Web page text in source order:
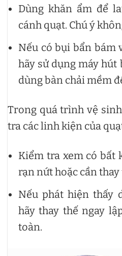
Dùng khăn ẩm để
cánh quạt. Chú ý
Nếu có bụi bẩn bám
hãy sử dụng máy hút
dùng bàn chải mềm
Trong quá trình vệ
tra các linh kiện của
Kiểm tra xem có bất
rạn nứt hoặc cần thay
Nếu phát hiện thấy
hãy thay thế ngay
toàn.